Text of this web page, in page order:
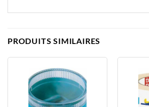
PRODUITS SIMILAIRES